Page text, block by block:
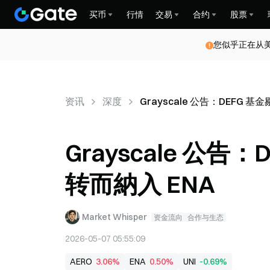
买币 行情 交易 合约 股票
您似乎正在从
资讯 深度 Grayscale 公告：DEFG 基金
Grayscale 公告：
转而納入 ENA
Market Whisper 资金流向 合作与生态
2026-05-07 05:55:09
AERO 3.06% ENA 0.50% UNI -0.69%